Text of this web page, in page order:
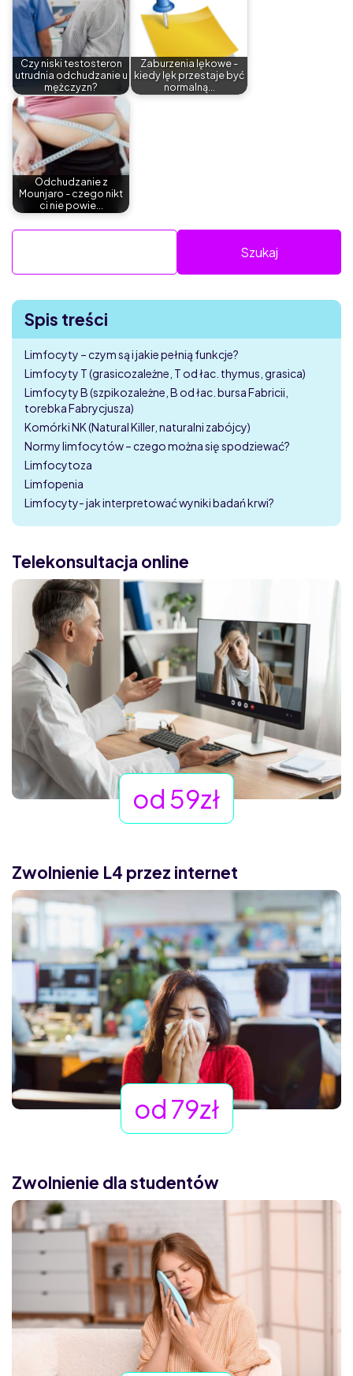
Czy niski testosteron
utrudnia odchudzanie u
mężczyzn?
Zaburzenia lękowe -
kiedy lęk przestaje być
normalną…
Odchudzanie z
Mounjaro - czego nikt
ci nie powie…
Spis treści
Limfocyty – czym są i jakie pełnią funkcje?
Limfocyty T (grasicozależne, T od łac. thymus, grasica)
Limfocyty B (szpikozależne, B od łac. bursa Fabricii,
torebka Fabrycjusza)
Komórki NK (Natural Killer, naturalni zabójcy)
Normy limfocytów – czego można się spodziewać?
Limfocytoza
Limfopenia
Limfocyty- jak interpretować wyniki badań krwi?
Telekonsultacja online
od 59zł
Zwolnienie L4 przez internet
od 79zł
Zwolnienie dla studentów